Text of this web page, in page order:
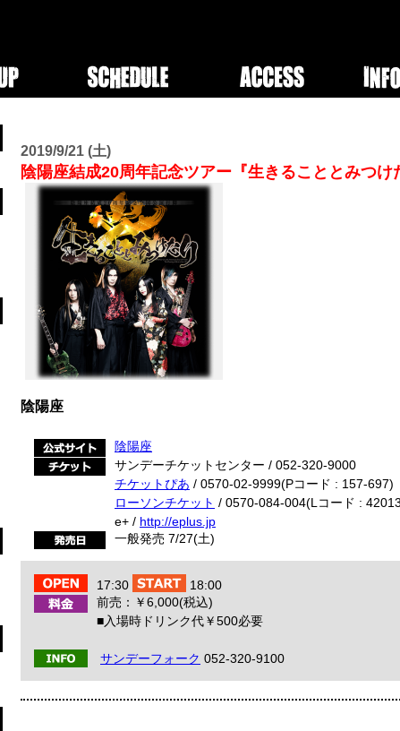
2019/9/21 (土)
陰陽座結成20周年記念ツアー『生きることとみつけ
陰陽座
陰陽座
サンデーチケットセンター / 052-320-9000
チケットぴあ / 0570-02-9999(Pコード : 157-697)
ローソンチケット / 0570-084-004(Lコード :
e+ / http://eplus.jp
一般発売 7/27(土)
17:30
18:00
前売：￥6,000(税込)
■入場時ドリンク代￥500必要
サンデーフォーク 052-320-9100